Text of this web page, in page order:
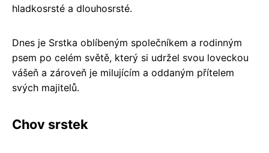
hladkosrsté a dlouhosrsté.
Dnes je Srstka oblíbeným společníkem a rodinným
psem po celém světě, který si udržel svou loveckou
vášeň a zároveň je milujícím a oddaným přítelem
svých majitelů.
Chov srstek